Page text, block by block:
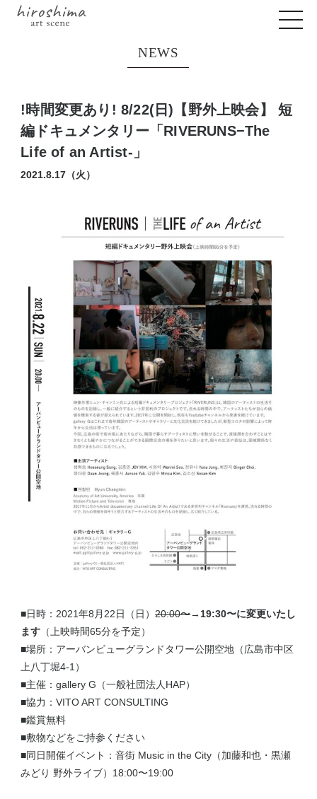
NEWS
!時間変更あり! 8/22(日)【野外上映会】 短
編ドキュメンタリー「RIVERUNS−The
Life of an Artist-」
2021.8.17（火）
■日時：2021年8月22日（日）20:00〜→ 19:30〜に変更いたし
ます （上映時間65分を予定）
■場所：アーバンビューグランドタワー公開空地（広島市中区
上八丁堀4-1）
■主催：gallery G（一般社団法人HAP）
■協力：VITO ART CONSULTING
■鑑賞無料
■敷物などをご持参ください
■同日開催イベント：音街 Music in the City（加藤和也・黒瀬
みどり 野外ライブ）18:00〜19:00